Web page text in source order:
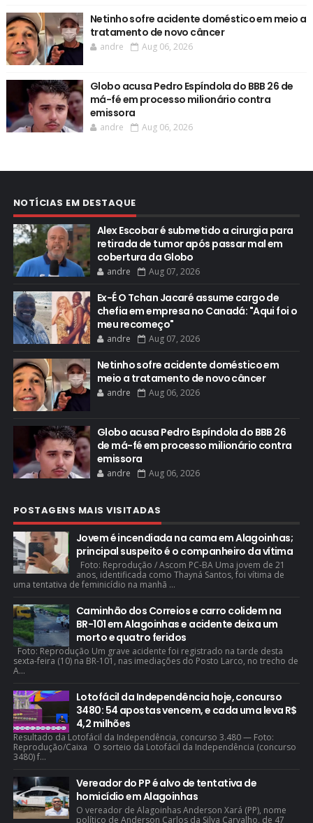
Netinho sofre acidente doméstico em meio a
tratamento de novo câncer
andre Aug 06, 2026
Globo acusa Pedro Espíndola do BBB 26 de
má-fé em processo milionário contra
emissora
andre Aug 06, 2026
NOTÍCIAS EM DESTAQUE
Alex Escobar é submetido a cirurgia para
retirada de tumor após passar mal em
cobertura da Globo
andre Aug 07, 2026
Ex-É O Tchan Jacaré assume cargo de
chefia em empresa no Canadá: "Aqui foi o
meu recomeço"
andre Aug 07, 2026
Netinho sofre acidente doméstico em
meio a tratamento de novo câncer
andre Aug 06, 2026
Globo acusa Pedro Espíndola do BBB 26
de má-fé em processo milionário contra
emissora
andre Aug 06, 2026
POSTAGENS MAIS VISITADAS
Jovem é incendiada na cama em Alagoinhas;
principal suspeito é o companheiro da vítima
Foto: Reprodução / Ascom PC-BA Uma jovem de 21
anos, identificada como Thayná Santos, foi vítima de
uma tentativa de feminicídio na manhã ...
Caminhão dos Correios e carro colidem na
BR-101 em Alagoinhas e acidente deixa um
morto e quatro feridos
Foto: Reprodução Um grave acidente foi registrado na tarde desta
sexta-feira (10) na BR-101, nas imediações do Posto Larco, no trecho de
A...
Lotofácil da Independência hoje, concurso
3480: 54 apostas vencem, e cada uma leva R$
4,2 milhões
Resultado da Lotofácil da Independência, concurso 3.480 — Foto:
Reprodução/Caixa O sorteio da Lotofácil da Independência (concurso
3480) f...
Vereador do PP é alvo de tentativa de
homicídio em Alagoinhas
O vereador de Alagoinhas Anderson Xará (PP), nome
político de Anderson Carlos da Silva Carvalho, de 47